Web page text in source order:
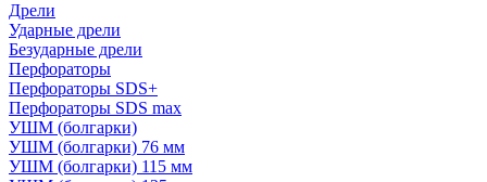
Дрели
Ударные дрели
Безударные дрели
Перфораторы
Перфораторы SDS+
Перфораторы SDS max
УШМ (болгарки)
УШМ (болгарки) 76 мм
УШМ (болгарки) 115 мм